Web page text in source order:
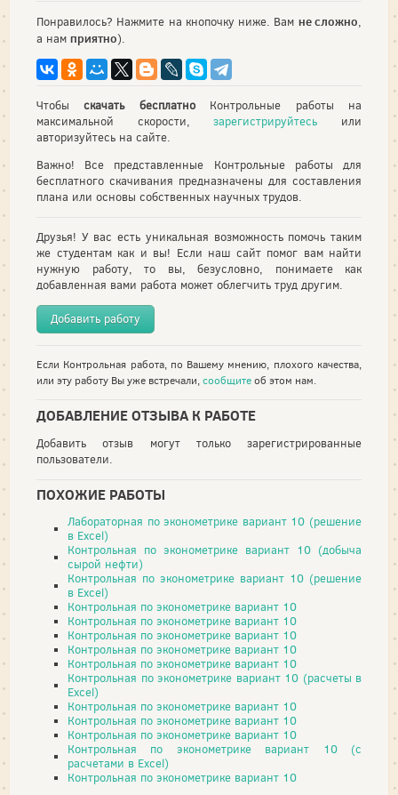
Понравилось? Нажмите на кнопочку ниже. Вам не сложно,
а нам приятно).
Чтобыскачать бесплатноКонтрольные работы на
максимальной скорости,зарегистрируйтесь или
авторизуйтесь на сайте.
Важно! Все представленные Контрольные работы для
бесплатного скачивания предназначены для составления
плана или основы собственных научных трудов.
Друзья! У вас есть уникальная возможность помочь таким
же студентам как и вы! Если наш сайт помог вам найти
нужную работу, то вы, безусловно, понимаете как
добавленная вами работа может облегчить труд другим.
Добавить работу
Если Контрольная работа, по Вашему мнению, плохого качества,
или эту работу Вы уже встречали,сообщитеоб этом нам.
ДОБАВЛЕНИЕ ОТЗЫВА К РАБОТЕ
Добавить отзыв могут только зарегистрированные
пользователи.
ПОХОЖИЕ РАБОТЫ
Лабораторная по эконометрике вариант 10 (решение
в Excel)
Контрольная по эконометрике вариант 10 (добыча
сырой нефти)
Контрольная по эконометрике вариант 10 (решение
в Excel)
Контрольная по эконометрике вариант 10
Контрольная по эконометрике вариант 10
Контрольная по эконометрике вариант 10
Контрольная по эконометрике вариант 10
Контрольная по эконометрике вариант 10
Контрольная по эконометрике вариант 10 (расчеты в
Excel)
Контрольная по эконометрике вариант 10
Контрольная по эконометрике вариант 10
Контрольная по эконометрике вариант 10
Контрольная по эконометрике вариант 10 (с
расчетами в Excel)
Контрольная по эконометрике вариант 10